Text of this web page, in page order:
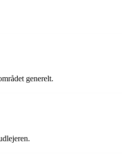
generelt.